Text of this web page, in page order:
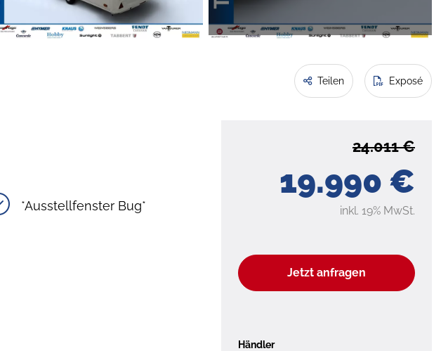
Teilen Exposé
19.990 €
24.011 €
inkl. 19% MwSt.
Jetzt anfragen
Händler
*Ausstellfenster Bug*